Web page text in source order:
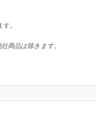
。
商品は除きます。